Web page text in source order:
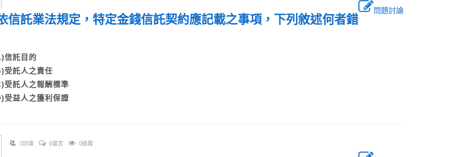
問題討論
信託業法規定，特定金錢信託契約應記載之事項，下列敘述何者錯
信託目的
受託人之責任
受託人之報酬標準
受益人之獲利保證
0討論 0留言 0追蹤